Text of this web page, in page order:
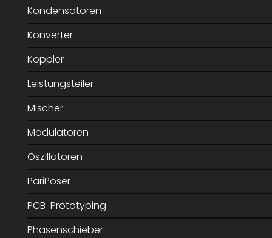
Kondensatoren
Konverter
Koppler
Leistungsteiler
Mischer
Modulatoren
Oszillatoren
PariPoser
PCB-Prototyping
Phasenschieber